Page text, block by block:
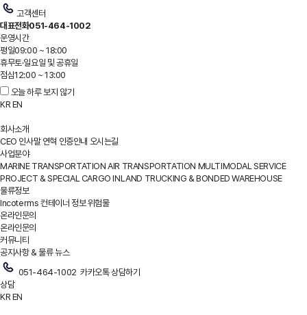
고객센터
대표전화051-464-1002
운영시간
평일09:00 ~ 18:00
휴무토·일요일 및 공휴일
점심12:00 ~ 13:00
오늘 하루 보지 않기
KR EN
회사소개
CEO 인사말 연혁 인증안내 오시는길
사업분야
MARINE TRANSPORTATION AIR TRANSPORTATION MULTIMODAL SERVICE
PROJECT & SPECIAL CARGO INLAND TRUCKING & BONDED WAREHOUSE
물류정보
Incoterms 컨테이너 정보위험물
온라인문의
온라인문의
커뮤니티
공지사항 & 물류 뉴스
051-464-1002 카카오톡 상담하기
상담
KR EN